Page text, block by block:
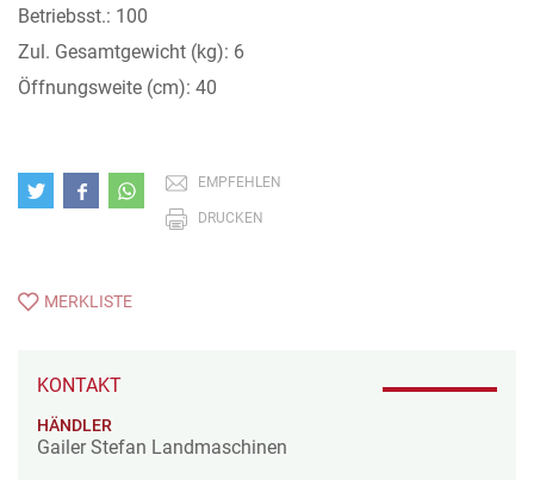
Betriebsst.: 100
Zul. Gesamtgewicht (kg): 6
Öffnungsweite (cm): 40
EMPFEHLEN
DRUCKEN
MERKLISTE
KONTAKT
HÄNDLER
Gailer Stefan Landmaschinen